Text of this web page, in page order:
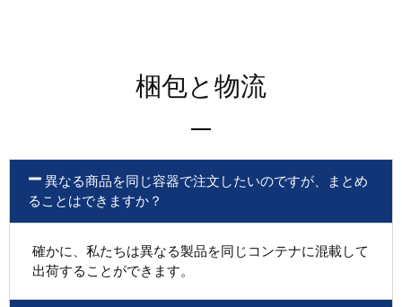
梱包と物流
異なる商品を同じ容器で注文したいのですが、まとめ
ることはできますか？
確かに、私たちは異なる製品を同じコンテナに混載して
出荷することができます。